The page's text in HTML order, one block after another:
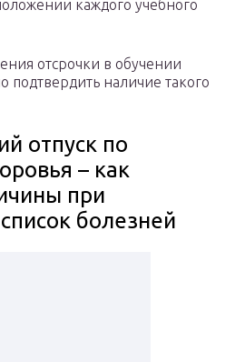
каждого учебного
отсрочки в обучении
подтвердить наличие такого
отпуск по
– как
при
болезней